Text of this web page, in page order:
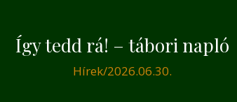
Így tedd rá! – tábori napló
Hírek/2026.06.30.